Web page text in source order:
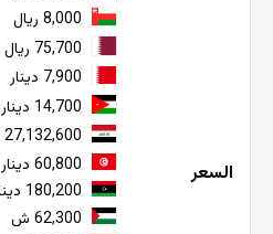
السعر
8,000 ريال
75,700 ريال
7,900 دينار
14,700 دينار
27,132,600 دينار
60,800 دينار
180,200 دينار
62,300 ش